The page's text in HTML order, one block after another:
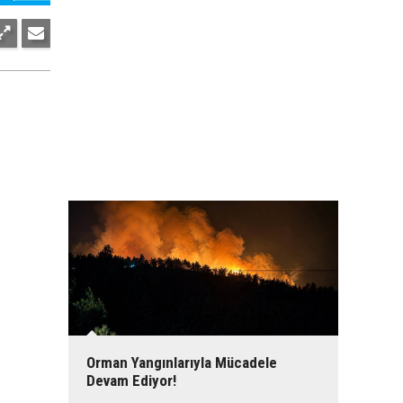
24
Kars’a Kış Geri Döndü!